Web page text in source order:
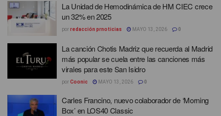
La Unidad de Hemodinámica de HM CIEC crece
un 32% en 2025
porredacción prnoticias MAYO 13, 2026 0
La canción Chotis Madriz que recuerda al Madrid
más popular se cuela entre las canciones más
virales para este San Isidro
porCoonic MAYO 13, 2026 0
Carles Francino, nuevo colaborador de ‘Morning
Box’ en LOS40 Classic